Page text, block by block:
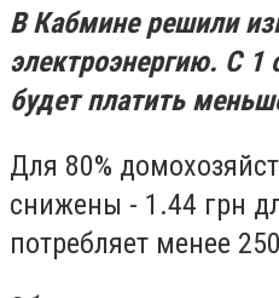
В Кабмине решили
электроэнергию. С
будет платить
Для 80%
снижены - 1.44 грн
потребляет менее